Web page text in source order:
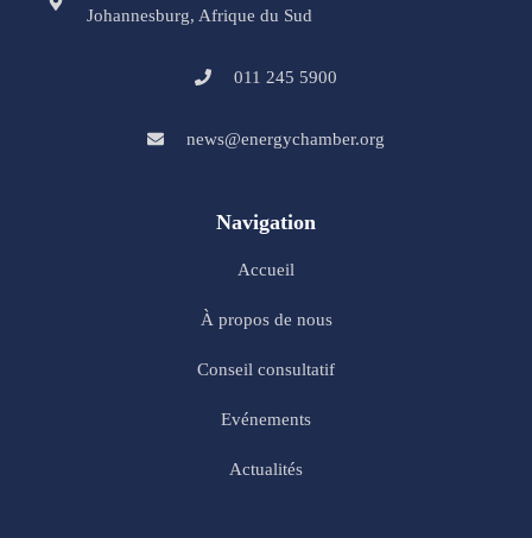
Johannesburg, Afrique du Sud
011 245 5900
news@energychamber.org
Navigation
Accueil
À propos de nous
Conseil consultatif
Evénements
Actualités